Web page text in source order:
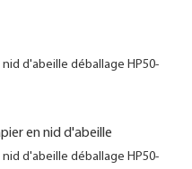
en nid d'abeille